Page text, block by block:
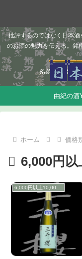
批評するのではなく日本
のお酒の魅力を伝える。銘
由紀の酒
ホーム 価格
6,000円
6,000円以上10,000円未満